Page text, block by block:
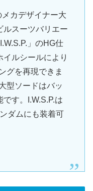
メカデザイナー大
ルスーツバリエー
」のHG仕
ルシールにより
グを再現できま
型ソードはバッ
す。I.W.S.P.は
ダムにも装着可